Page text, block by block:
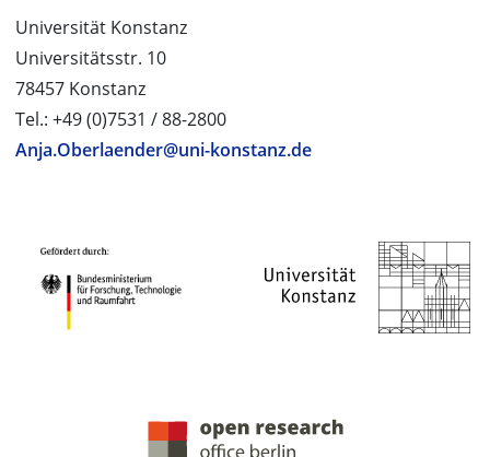
Universität Konstanz
Universitätsstr. 10
78457 Konstanz
Tel.: +49 (0)7531 / 88-2800
Anja.Oberlaender@uni-konstanz.de